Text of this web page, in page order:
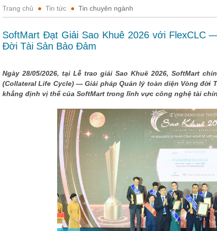
Trang chủ Tin tức Tin chuyên ngành
SoftMart Đạt Giải Sao Khuê 2026 với FlexCLC
Đời Tài Sản Bảo Đảm
Ngày 28/05/2026, tại Lễ trao giải Sao Khuê 2026, SoftMart
(Collateral Life Cycle) — Giải pháp Quản lý toàn diện Vòng đời
khẳng định vị thế của SoftMart trong lĩnh vực công nghệ tài